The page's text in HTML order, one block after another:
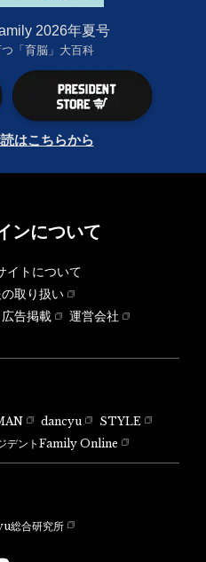
2026年夏号
「育脳」大百科
はこちらから
ンについて
イトについて
取り扱い
広告掲載
運営会社
dancyu
STYLE
デントFamily Online
総合研究所